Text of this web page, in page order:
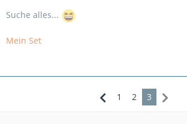
Suche alles...
Mein Set
1 2 3